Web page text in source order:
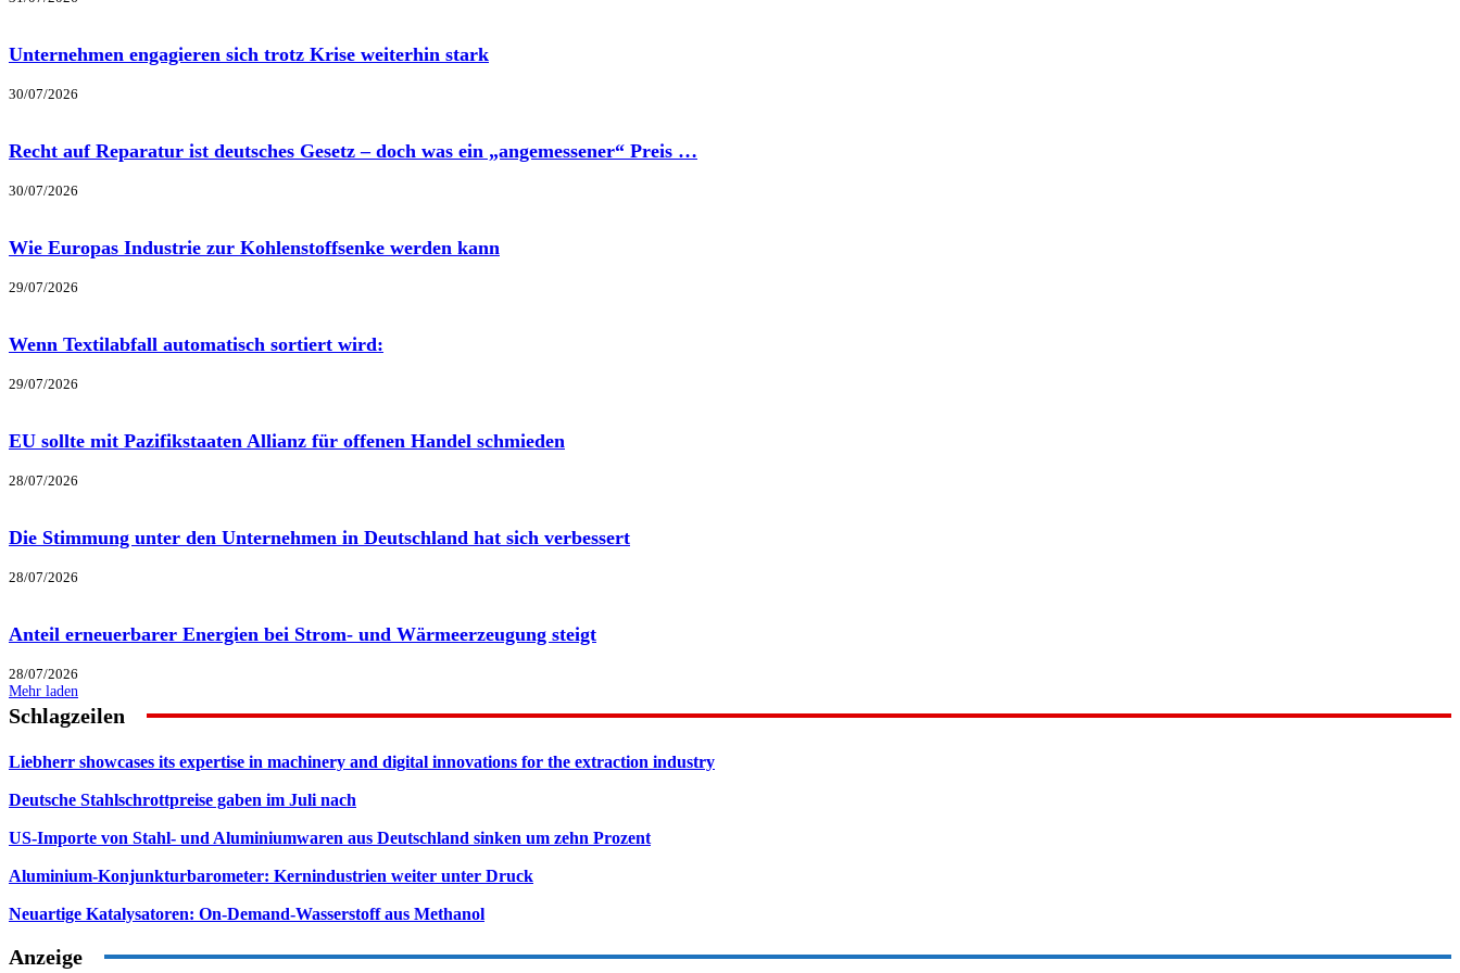
Unternehmen engagieren sich trotz Krise weiterhin stark
30/07/2026
Recht auf Reparatur ist deutsches Gesetz – doch was ein „angemessener“ Preis …
30/07/2026
Wie Europas Industrie zur Kohlenstoffsenke werden kann
29/07/2026
Wenn Textilabfall automatisch sortiert wird:
29/07/2026
EU sollte mit Pazifikstaaten Allianz für offenen Handel schmieden
28/07/2026
Die Stimmung unter den Unternehmen in Deutschland hat sich verbessert
28/07/2026
Anteil erneuerbarer Energien bei Strom- und Wärmeerzeugung steigt
28/07/2026
Mehr laden
Schlagzeilen
Liebherr showcases its expertise in machinery and digital innovations for the extraction industry
Deutsche Stahlschrottpreise gaben im Juli nach
US-Importe von Stahl- und Aluminiumwaren aus Deutschland sinken um zehn Prozent
Aluminium-Konjunkturbarometer: Kernindustrien weiter unter Druck
Neuartige Katalysatoren: On-Demand-Wasserstoff aus Methanol
Anzeige